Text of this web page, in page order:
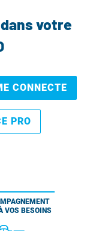
votre
CONNECTE
PRO
VOS BESOINS